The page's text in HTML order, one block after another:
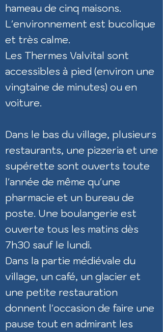
hameau de cinq maisons.
L'environnement est bucolique
et très calme.
Les Thermes Valvital sont
accessibles à pied (environ une
vingtaine de minutes) ou en
voiture.
Dans le bas du village, plusieurs
restaurants, une pizzeria et une
supérette sont ouverts toute
l'année de même qu'une
pharmacie et un bureau de
poste. Une boulangerie est
ouverte tous les matins dès
7h30 sauf le lundi.
Dans la partie médiévale du
village, un café, un glacier et
une petite restauration
donnent l'occasion de faire une
pause tout en admirant les